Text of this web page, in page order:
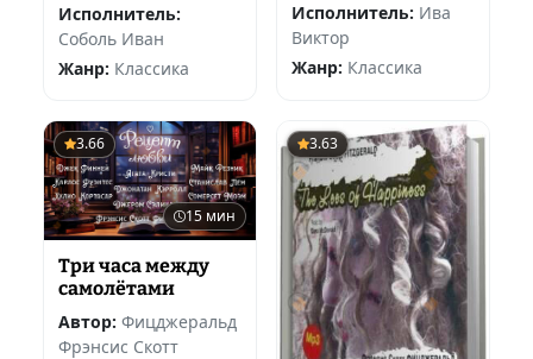
Исполнитель:
Соболь Иван
Жанр: Классика
Исполнитель: Ива
Виктор
Жанр: Классика
3.66
15 мин
Три часа между
самолётами
Автор: Фицджеральд
Фрэнсис Скотт
3.63